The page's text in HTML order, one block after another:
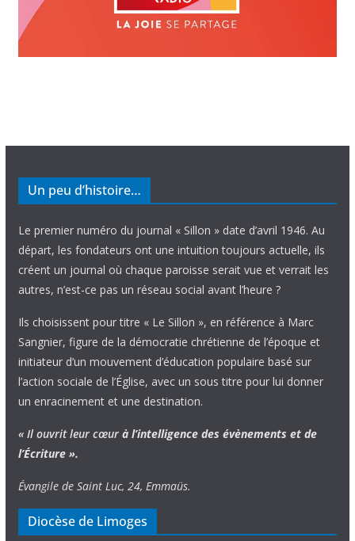
Un peu d’histoire…
Le premier numéro du journal « Sillon » date d’avril 1946. Au
départ, les fondateurs ont une intuition toujours actuelle, ils
créent un journal où chaque paroisse serait vue et verrait les
autres, n’est-ce pas un réseau social avant l’heure ?
Ils choisissent pour titre « Le Sillon », en référence à Marc
Sangnier, figure de la démocratie chrétienne de l’époque et
initiateur d’un mouvement d’éducation populaire basé sur
l’action sociale de l’Église, avec un sous titre pour lui donner
un enracinement et une destination.
« Il ouvrit leur cœur à l’intelligence des évènements et de
l’Écriture ».
Évangile de Saint Luc, 24, Emmaüs.
Diocèse de Limoges